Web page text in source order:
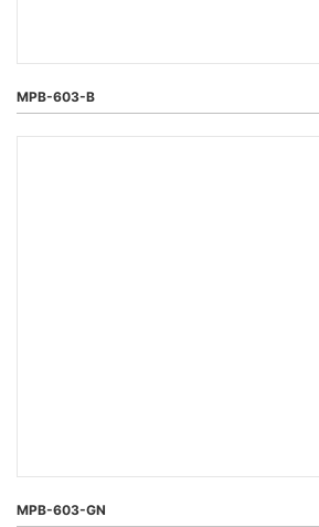
MPB-603-B
MPB-603-GN